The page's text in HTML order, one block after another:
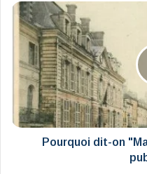
Pourquoi
dit-
on
"Mail"
pour
une
promenade
publique
?
Pourquoi dit-on